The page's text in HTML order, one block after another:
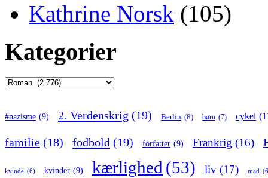
Kathrine Norsk (105)
Kategorier
Kategorier
#nazisme (9) 2. Verdenskrig (19) Berlin (8) børn (7) cykel
familie (18) fodbold (19) forfatter (9) Frankrig (16)
kvinde (6) kvinder (9) kærlighed (53) liv (17) mad